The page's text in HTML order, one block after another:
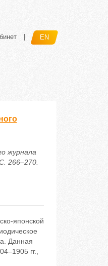
EN
журнала
266–270.
японской
Данная
гг.,